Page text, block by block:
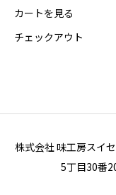
カートを見る
チェックアウト
株式会社 味工房スイ
5丁目30番